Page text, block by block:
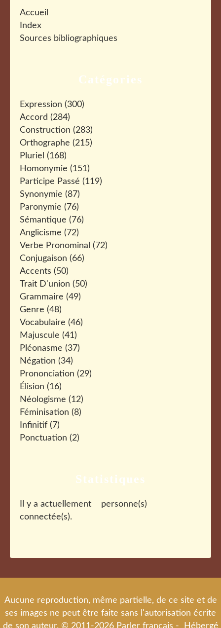
Catégories
Expression (300)
Accord (284)
Construction (283)
Orthographe (215)
Pluriel (168)
Homonymie (151)
Participe Passé (119)
Synonymie (87)
Paronymie (76)
Sémantique (76)
Anglicisme (72)
Verbe Pronominal (72)
Conjugaison (66)
Accents (50)
Trait D'union (50)
Grammaire (49)
Genre (48)
Vocabulaire (46)
Majuscule (41)
Pléonasme (37)
Négation (34)
Prononciation (29)
Élision (16)
Néologisme (12)
Féminisation (8)
Infinitif (7)
Ponctuation (2)
Accueil
Index
Sources bibliographiques
Statistiques
Il y a actuellement
personne(s)
connectée(s).
Aucune reproduction, même partielle, de ce site et de
ses images ne peut être faite sans l'autorisation écrite
de son auteur. © 2011-2026 Parler français - Hébergé